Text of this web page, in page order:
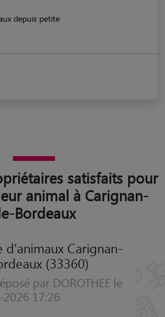
depuis petite
satisfaits pour
animal à Carignan-
Bordeaux
d'animaux Carignan-
(33360)
par DOROTHEE le
17:26